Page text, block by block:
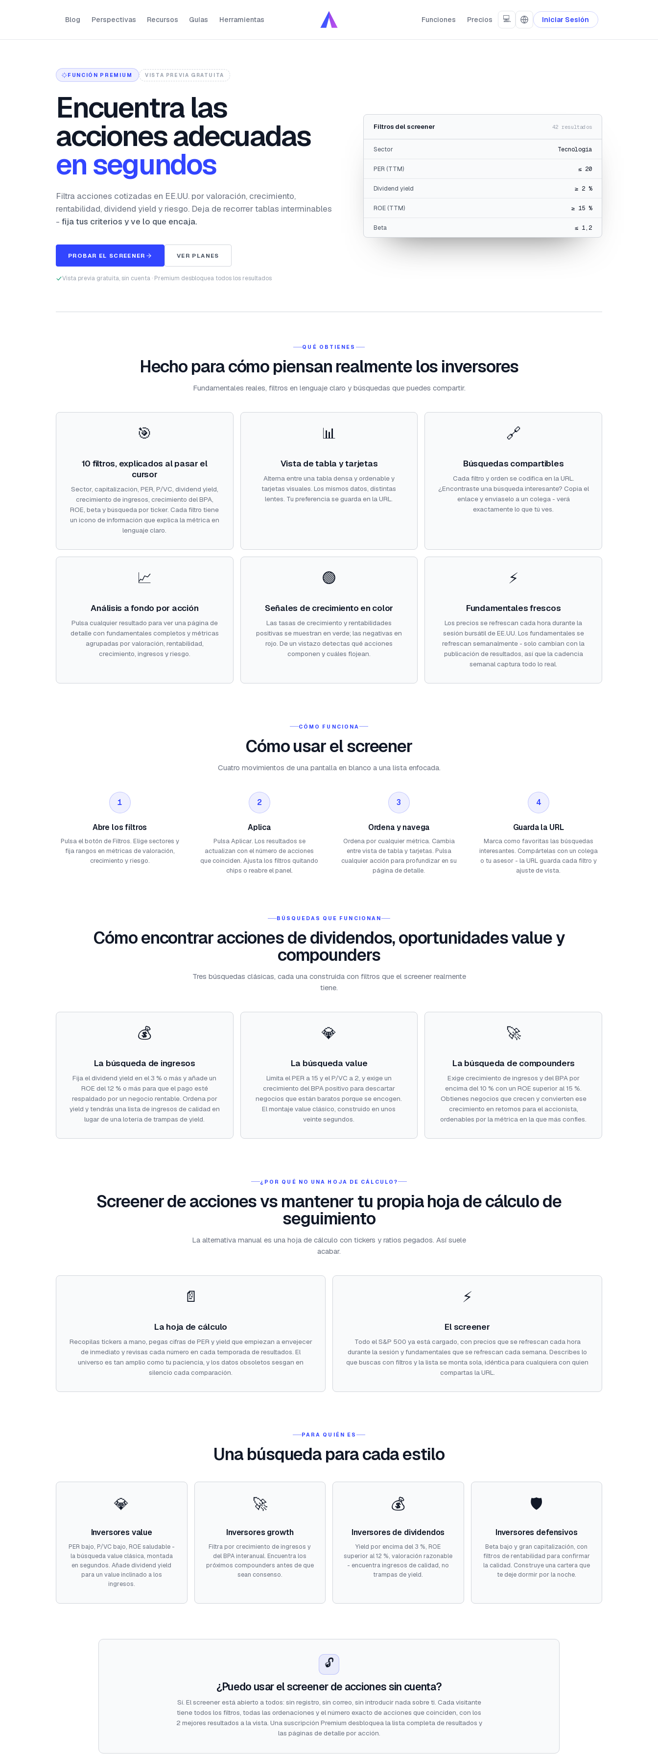
Blog Perspectivas Recursos Guías Herramientas Funciones Precios 💻 Iniciar Sesión
FUNCIÓN PREMIUM VISTA PREVIA GRATUITA
Encuentra las
acciones adecuadas
en segundos
Filtra acciones cotizadas en EE.UU. por valoración, crecimiento,
rentabilidad, dividend yield y riesgo. Deja de recorrer tablas interminables
- fija tus criterios y ve lo que encaja.
PROBAR EL SCREENER VER PLANES
Vista previa gratuita, sin cuenta · Premium desbloquea todos los resultados
Filtros del screener 42 resultados
Sector Tecnología
PER (TTM) ≤ 20
Dividend yield ≥ 2 %
ROE (TTM) ≥ 15 %
Beta ≤ 1,2
QUÉ OBTIENES
Hecho para cómo piensan realmente los inversores
Fundamentales reales, filtros en lenguaje claro y búsquedas que puedes compartir.
🎯
10 filtros, explicados al pasar el
cursor
Sector, capitalización, PER, P/VC, dividend yield,
crecimiento de ingresos, crecimiento del BPA,
ROE, beta y búsqueda por ticker. Cada filtro tiene
un icono de información que explica la métrica en
lenguaje claro.
📊
Vista de tabla y tarjetas
Alterna entre una tabla densa y ordenable y
tarjetas visuales. Los mismos datos, distintas
lentes. Tu preferencia se guarda en la URL.
🔗
Búsquedas compartibles
Cada filtro y orden se codifica en la URL.
¿Encontraste una búsqueda interesante? Copia el
enlace y envíaselo a un colega - verá
exactamente lo que tú ves.
📈
Análisis a fondo por acción
Pulsa cualquier resultado para ver una página de
detalle con fundamentales completos y métricas
agrupadas por valoración, rentabilidad,
crecimiento, ingresos y riesgo.
🟢
Señales de crecimiento en color
Las tasas de crecimiento y rentabilidades
positivas se muestran en verde; las negativas en
rojo. De un vistazo detectas qué acciones
componen y cuáles flojean.
⚡
Fundamentales frescos
Los precios se refrescan cada hora durante la
sesión bursátil de EE.UU. Los fundamentales se
refrescan semanalmente - solo cambian con la
publicación de resultados, así que la cadencia
semanal captura todo lo real.
CÓMO FUNCIONA
Cómo usar el screener
Cuatro movimientos de una pantalla en blanco a una lista enfocada.
1
Abre los filtros
Pulsa el botón de Filtros. Elige sectores y
fija rangos en métricas de valoración,
crecimiento y riesgo.
2
Aplica
Pulsa Aplicar. Los resultados se
actualizan con el número de acciones
que coinciden. Ajusta los filtros quitando
chips o reabre el panel.
3
Ordena y navega
Ordena por cualquier métrica. Cambia
entre vista de tabla y tarjetas. Pulsa
cualquier acción para profundizar en su
página de detalle.
4
Guarda la URL
Marca como favoritas las búsquedas
interesantes. Compártelas con un colega
o tu asesor - la URL guarda cada filtro y
ajuste de vista.
BÚSQUEDAS QUE FUNCIONAN
Cómo encontrar acciones de dividendos, oportunidades value y
compounders
Tres búsquedas clásicas, cada una construida con filtros que el screener realmente
tiene.
💰
La búsqueda de ingresos
Fija el dividend yield en el 3 % o más y añade un
ROE del 12 % o más para que el pago esté
respaldado por un negocio rentable. Ordena por
yield y tendrás una lista de ingresos de calidad en
lugar de una lotería de trampas de yield.
💎
La búsqueda value
Limita el PER a 15 y el P/VC a 2, y exige un
crecimiento del BPA positivo para descartar
negocios que están baratos porque se encogen.
El montaje value clásico, construido en unos
veinte segundos.
🚀
La búsqueda de compounders
Exige crecimiento de ingresos y del BPA por
encima del 10 % con un ROE superior al 15 %.
Obtienes negocios que crecen y convierten ese
crecimiento en retornos para el accionista,
ordenables por la métrica en la que más confíes.
¿POR QUÉ NO UNA HOJA DE CÁLCULO?
Screener de acciones vs mantener tu propia hoja de cálculo de
seguimiento
La alternativa manual es una hoja de cálculo con tickers y ratios pegados. Así suele
acabar.
📄
La hoja de cálculo
Recopilas tickers a mano, pegas cifras de PER y yield que empiezan a envejecer
de inmediato y revisas cada número en cada temporada de resultados. El
universo es tan amplio como tu paciencia, y los datos obsoletos sesgan en
silencio cada comparación.
⚡
El screener
Todo el S&P 500 ya está cargado, con precios que se refrescan cada hora
durante la sesión y fundamentales que se refrescan cada semana. Describes lo
que buscas con filtros y la lista se monta sola, idéntica para cualquiera con quien
compartas la URL.
PARA QUIÉN ES
Una búsqueda para cada estilo
💎
Inversores value
PER bajo, P/VC bajo, ROE saludable -
la búsqueda value clásica, montada
en segundos. Añade dividend yield
para un value inclinado a los
ingresos.
🚀
Inversores growth
Filtra por crecimiento de ingresos y
del BPA interanual. Encuentra los
próximos compounders antes de que
sean consenso.
💰
Inversores de dividendos
Yield por encima del 3 %, ROE
superior al 12 %, valoración razonable
- encuentra ingresos de calidad, no
trampas de yield.
🛡️
Inversores defensivos
Beta bajo y gran capitalización, con
filtros de rentabilidad para confirmar
la calidad. Construye una cartera que
te deje dormir por la noche.
🔓
¿Puedo usar el screener de acciones sin cuenta?
Sí. El screener está abierto a todos: sin registro, sin correo, sin introducir nada sobre ti. Cada visitante
tiene todos los filtros, todas las ordenaciones y el número exacto de acciones que coinciden, con los
2 mejores resultados a la vista. Una suscripción Premium desbloquea la lista completa de resultados y
las páginas de detalle por acción.